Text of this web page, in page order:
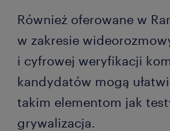
Również oferowane w
w zakresie
i cyfrowej weryfikacji
kandydatów mogą
takim elementom jak
grywalizacja.